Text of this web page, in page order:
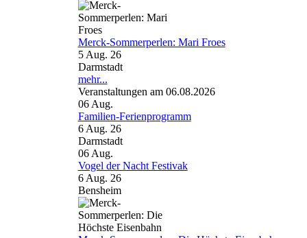
Merck-Sommerperlen: Mari Froes
5 Aug. 26
Darmstadt
mehr...
Veranstaltungen am 06.08.2026
06 Aug.
Familien-Ferienprogramm
6 Aug. 26
Darmstadt
06 Aug.
Vogel der Nacht Festivak
6 Aug. 26
Bensheim